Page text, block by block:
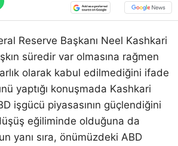
Reserve Başkanı Neel Kashkari
süredir var olmasına rağmen
olarak kabul edilmediğini ifade
yaptığı konuşmada Kashkari
işgücü piyasasının güçlendiğini
eğiliminde olduğuna da
yanı sıra, önümüzdeki ABD